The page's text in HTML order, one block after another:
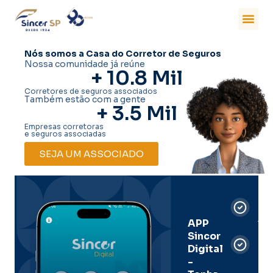
Nós somos a Casa do Corretor de Seguros
Nossa comunidade já reúne
+ 10.8 Mil
Corretores de seguros associados
Também estão com a gente
+ 3.5 Mil
Empresas corretoras
e seguros associadas
SEJA UM ASSOCIADO
APP
Sincor
Digital
-